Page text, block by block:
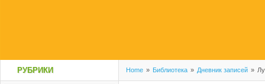
Home » Библиотека » Дневник записей »
РУБРИКИ